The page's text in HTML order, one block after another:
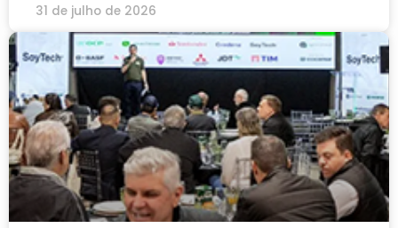
31 de julho de 2026